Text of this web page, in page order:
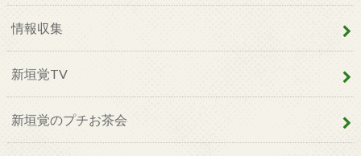
情報収集
新垣覚TV
新垣覚のプチお茶会